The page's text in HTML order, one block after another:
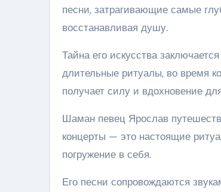
песни, затрагивающие самые
восстанавливая душу.
Тайна его искусства
длительные ритуалы, во время
получает силу и вдохновение
Шаман певец Ярослав
концерты — это настоящие
погружение в себя.
Его песни сопровождаются